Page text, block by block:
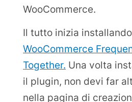
WooCommerce.
Il tutto inizia
WooCommerce
Together. Una volta
il plugin, non devi far
nella pagina di